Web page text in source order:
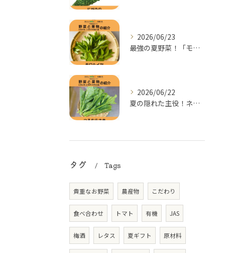
2026/06/23
最強の夏野菜！「モロヘイヤ」の季節がやってきた
2026/06/22
夏の隠れた主役！ネバネバ食感がクセになる「つるむらさき」
タグ Tags
貴重なお野菜 農産物 こだわり
食べ合わせ トマト 有機 JAS
梅酒 レタス 夏ギフト 原材料